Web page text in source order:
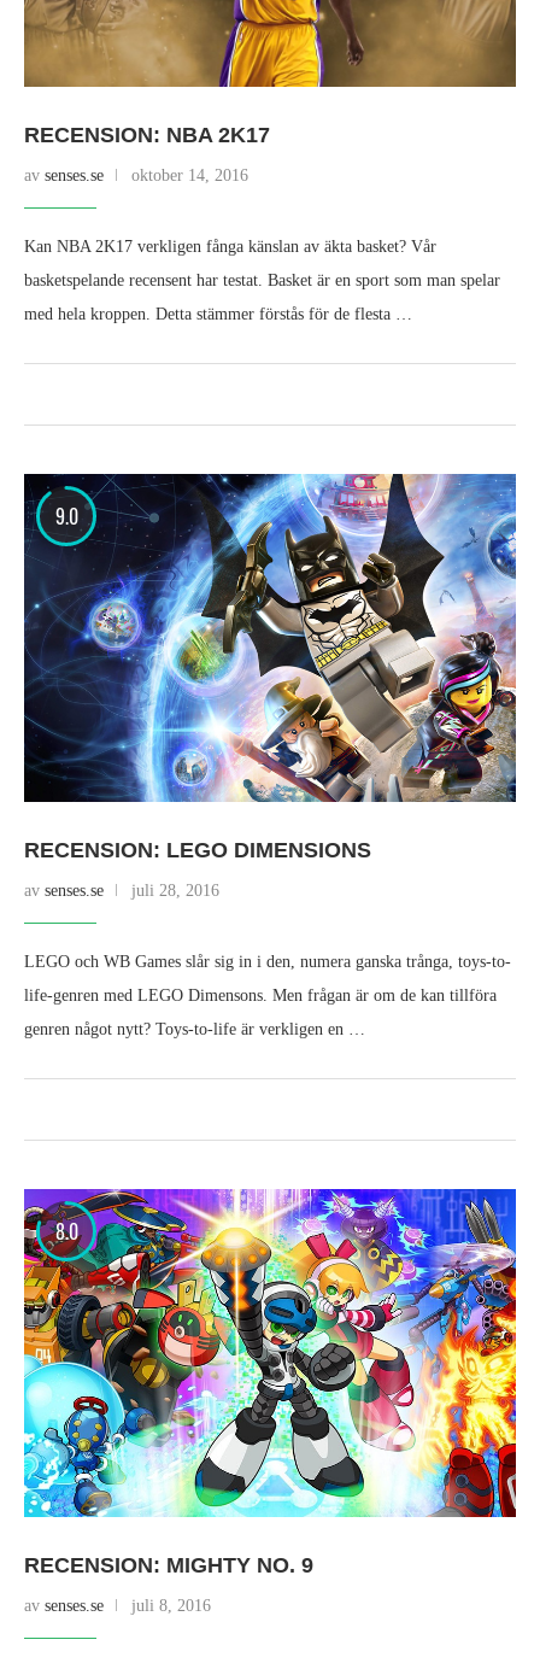
RECENSION: NBA 2K17
av senses.se oktober 14, 2016
Kan NBA 2K17 verkligen fånga känslan av äkta basket? Vår
basketspelande recensent har testat. Basket är en sport som man spelar
med hela kroppen. Detta stämmer förstås för de flesta …
9.0
RECENSION: LEGO DIMENSIONS
av senses.se juli 28, 2016
LEGO och WB Games slår sig in i den, numera ganska trånga, toys-to-
life-genren med LEGO Dimensons. Men frågan är om de kan tillföra
genren något nytt? Toys-to-life är verkligen en …
8.0
RECENSION: MIGHTY NO. 9
av senses.se juli 8, 2016